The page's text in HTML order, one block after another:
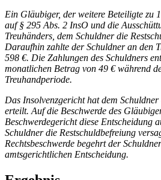
Ein Gläubiger, der weitere Beteiligte zu
auf § 295 Abs. 2 InsO und die
Treuhänders, dem Schuldner die
Daraufhin zahlte der Schuldner an den
598 €. Die Zahlungen des Schuldners
monatlichen Betrag von 49 € während
Treuhandperiode.
Das Insolvenzgericht hat dem
erteilt. Auf die Beschwerde des
Beschwerdegericht diese Entscheidung
Schuldner die Restschuldbefreiung
Rechtsbeschwerde begehrt der
amtsgerichtlichen Entscheidung.